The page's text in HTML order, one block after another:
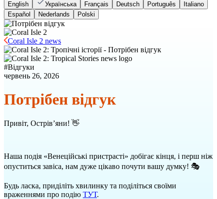
English
Українська Français Deutsch Português
Italiano
Español
Nederlands Polski
Coral Isle 2 news
#Відгуки
червень 26, 2026
Потрібен відгук
Привіт, Острів’яни! 👋
Наша подія «Венеційські пристрасті» добігає кінця, і перш ніж
опуститься завіса, нам дуже цікаво почути вашу думку! 🎭
Будь ласка, приділіть хвилинку та поділіться своїми
враженнями про подію ТУТ.